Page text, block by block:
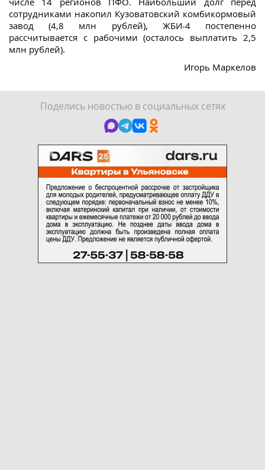
сотрудниками накопил Кузоватовский комбикормовый
завод (4,8 млн рублей), ЖБИ-4 постепенно
рассчитывается с рабочими (осталось выплатить 2,5
млн рублей).
Игорь Маркелов
Поделись новостью в социальных сетях